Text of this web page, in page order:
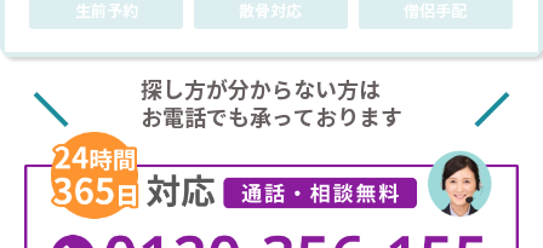
生前予約
散骨対応 僧侶手配
探し方が分からない方は
お電話でも承っております